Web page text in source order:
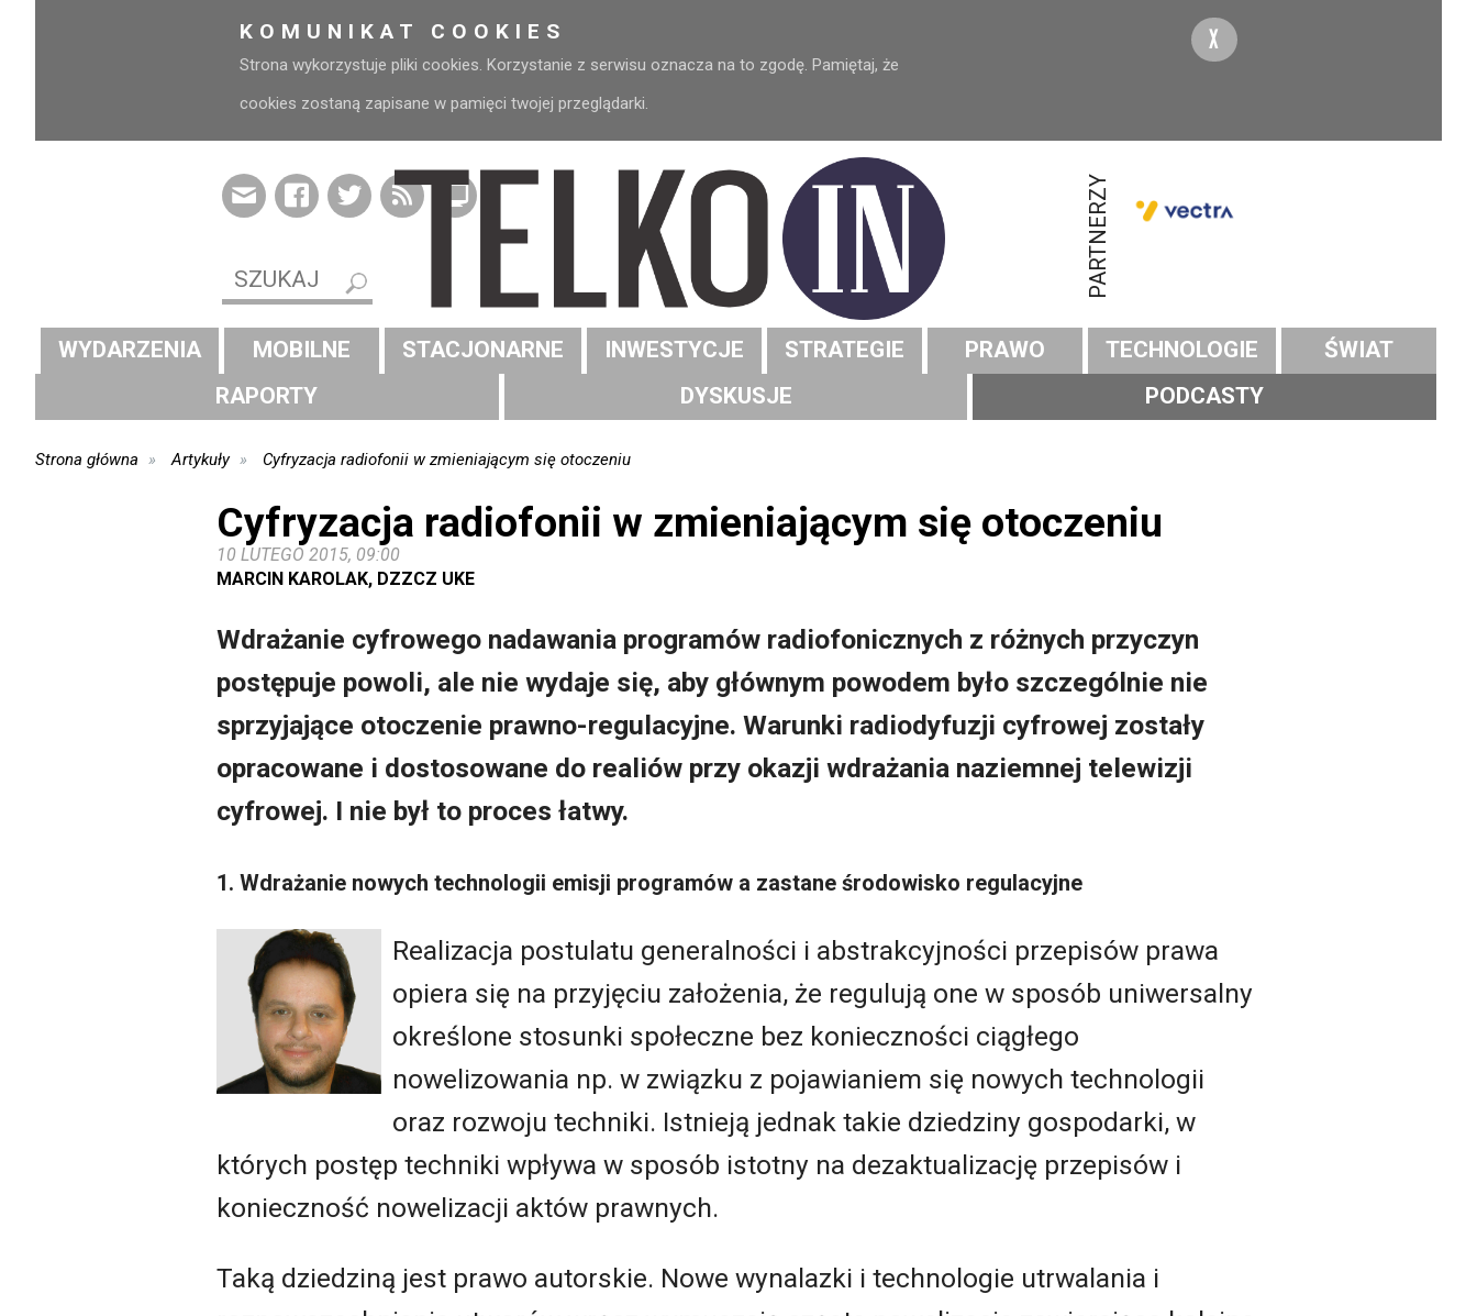
KOMUNIKAT COOKIES
Strona wykorzystuje pliki cookies. Korzystanie z serwisu oznacza na to zgodę. Pamiętaj, że
cookies zostaną zapisane w pamięci twojej przeglądarki.
X
PARTNERZY
WYDARZENIA MOBILNE STACJONARNE INWESTYCJE STRATEGIE PRAWO TECHNOLOGIE
ŚWIAT
RAPORTY
DYSKUSJE PODCASTY
Strona główna Artykuły Cyfryzacja radiofonii w zmieniającym się otoczeniu
Cyfryzacja radiofonii w zmieniającym się otoczeniu
10 LUTEGO 2015, 09:00
MARCIN KAROLAK, DZZCZ UKE
Wdrażanie cyfrowego nadawania programów radiofonicznych z różnych przyczyn
postępuje powoli, ale nie wydaje się, aby głównym powodem było szczególnie nie
sprzyjające otoczenie prawno-regulacyjne. Warunki radiodyfuzji cyfrowej zostały
opracowane i dostosowane do realiów przy okazji wdrażania naziemnej telewizji
cyfrowej. I nie był to proces łatwy.
1. Wdrażanie nowych technologii emisji programów a zastane środowisko regulacyjne
Realizacja postulatu generalności i abstrakcyjności przepisów prawa
opiera się na przyjęciu założenia, że regulują one w sposób uniwersalny
określone stosunki społeczne bez konieczności ciągłego
nowelizowania np. w związku z pojawianiem się nowych technologii
oraz rozwoju techniki. Istnieją jednak takie dziedziny gospodarki, w
których postęp techniki wpływa w sposób istotny na dezaktualizację przepisów i
konieczność nowelizacji aktów prawnych.
Taką dziedziną jest prawo autorskie. Nowe wynalazki i technologie utrwalania i